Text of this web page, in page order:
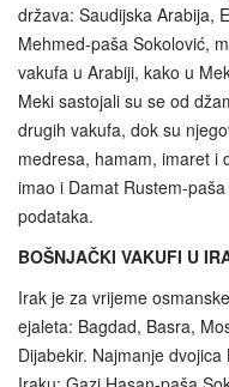
država: Saudijska Arabija,
Mehmed-paša Sokolović,
vakufa u Arabiji, kako u
Meki sastojali su se od
drugih vakufa, dok su
medresa, hamam, imaret i
imao i Damat Rustem-
podataka.
BOŠNJAČKI VAKUFI U
Irak je za vrijeme
ejaleta: Bagdad, Basra,
Dijabekir. Najmanje